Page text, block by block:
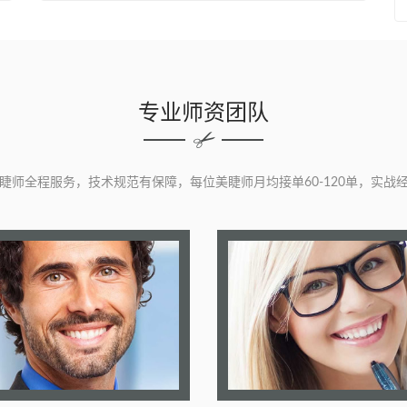
专业师资团队
师全程服务，技术规范有保障，每位美睫师月均接单60-120单，实战